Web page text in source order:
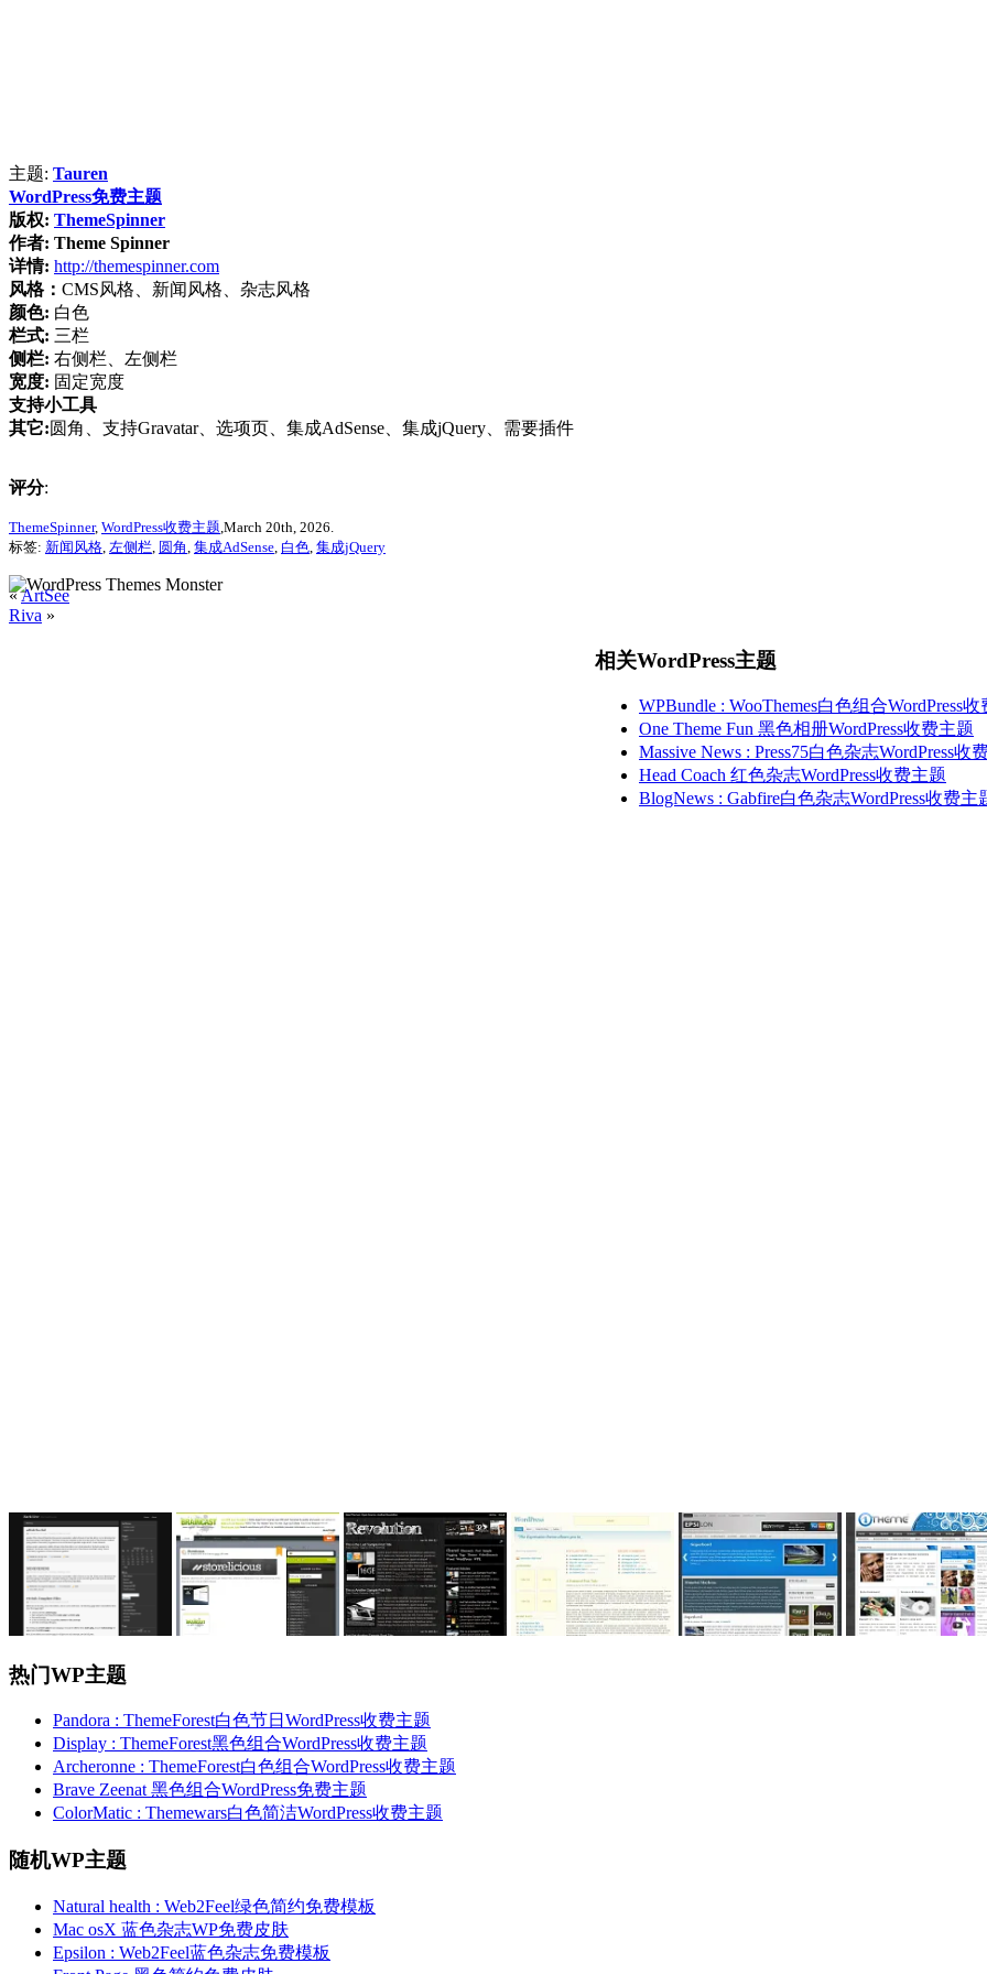
主题: Tauren
WordPress免费主题
版权: ThemeSpinner
作者: Theme Spinner
详情: http://themespinner.com
风格： CMS风格、新闻风格、杂志风格
颜色: 白色
栏式: 三栏
侧栏: 右侧栏、左侧栏
宽度: 固定宽度
支持小工具
其它:圆角、支持Gravatar、选项页、集成AdSense、集成jQuery、需要插件
评分:
ThemeSpinner, WordPress收费主题 ,March 20th, 2026.
标签: 新闻风格 左侧栏 圆角 集成AdSense 白色 集成jQuery
«ArtSee
Riva »
相关WordPress主题
WPBundle : WooThemes白色组合WordPress
One Theme Fun 黑色相册WordPress收费主题
Massive News : Press75白色杂志WordPress收
Head Coach 红色杂志WordPress收费主题
BlogNews : Gabfire白色杂志WordPress收费主
热门WP主题
Pandora : ThemeForest白色节日WordPress收费主题
Display : ThemeForest黑色组合WordPress收费主题
Archeronne : ThemeForest白色组合WordPress收费主题
Brave Zeenat 黑色组合WordPress免费主题
ColorMatic : Themewars白色简洁WordPress收费主题
随机WP主题
Natural health : Web2Feel绿色简约免费模板
Mac osX 蓝色杂志WP免费皮肤
Epsilon : Web2Feel蓝色杂志免费模板